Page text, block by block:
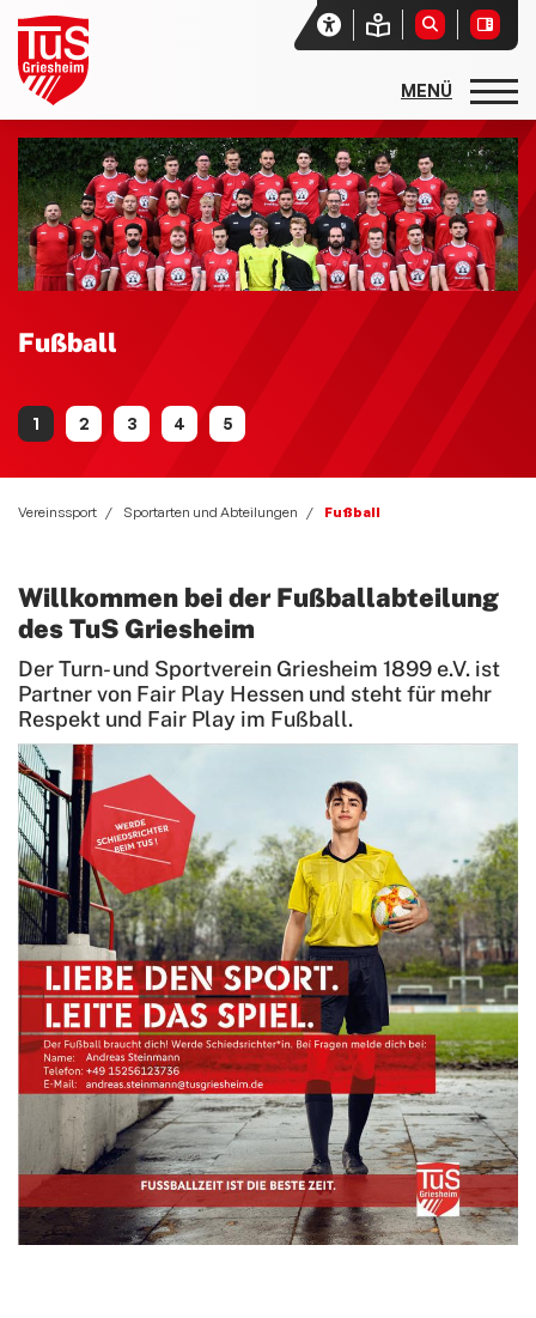
Fußball
Vereinssport Sportarten und Abteilungen Fußball
Willkommen bei der Fußballabteilung
des TuS Griesheim
Der Turn- und Sportverein Griesheim 1899 e.V. ist
Partner von Fair Play Hessen und steht für mehr
Respekt und Fair Play im Fußball.
Startseite
Unser Verein
Aktuelles
Vereinssport
Sport- und Freizeitangebote
allgemeine Angebote
Rehasport
Budo
Carneval
Deutsches Sportabzeichen
eSport Gruppe
Fitness und Freizeitsport
Faustball
Fußball
Ansprechpartner
Aktuelles
Termine
Mannschaften
Trainingszeiten
Handball
Leichtathletik
Radsport